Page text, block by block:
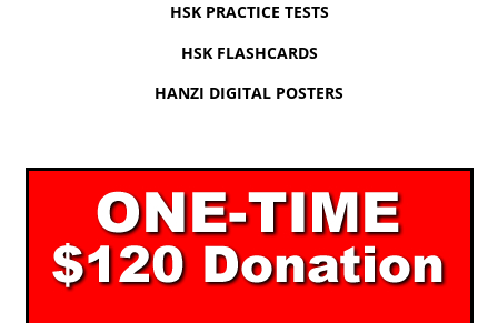
HSK PRACTICE TESTS
HSK FLASHCARDS
HANZI DIGITAL POSTERS